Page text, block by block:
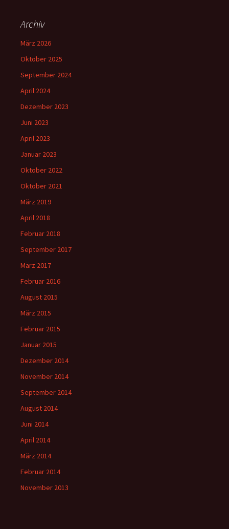
Archiv
März 2026
Oktober 2025
September 2024
April 2024
Dezember 2023
Juni 2023
April 2023
Januar 2023
Oktober 2022
Oktober 2021
März 2019
April 2018
Februar 2018
September 2017
März 2017
Februar 2016
August 2015
März 2015
Februar 2015
Januar 2015
Dezember 2014
November 2014
September 2014
August 2014
Juni 2014
April 2014
März 2014
Februar 2014
November 2013